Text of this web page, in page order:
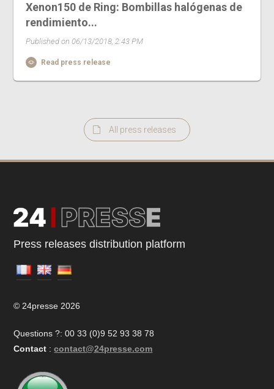
Xenon150 de Ring: Bombillas halógenas de
rendimiento...
Published on 06/13/2018, 2:43 PM
Read press release
All press releases
Press releases distribution platform
© 24presse 2026
Questions ?: 00 33 (0)9 52 93 38 78
Contact : contact@24presse.com